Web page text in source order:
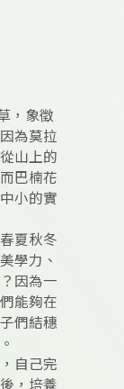
，象徵
為莫拉
山上的
巴楠花
小的實
夏秋冬
學力、
因為一
能夠在
們結穗
自己完